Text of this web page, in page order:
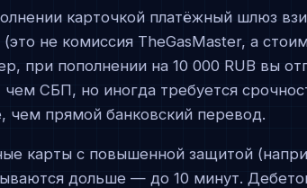
карточкой платёжный шлюз
(это не комиссия TheGasMaster, а
при пополнении на 10 000 RUB вы
СБП, но иногда требуется
чем прямой банковский перевод.
карты с повышенной защитой
дольше — до 10 минут.